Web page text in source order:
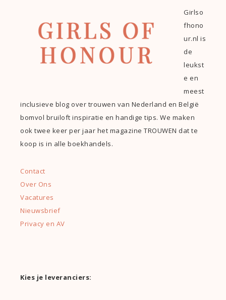
Girlso
fhono
ur.nl is
de
leukst
e en
meest
inclusieve blog over trouwen van Nederland en België
bomvol bruiloft inspiratie en handige tips. We maken
ook twee keer per jaar het magazine TROUWEN dat te
koop is in alle boekhandels.
Contact
Over Ons
Vacatures
Nieuwsbrief
Privacy en AV
Kies je leveranciers: